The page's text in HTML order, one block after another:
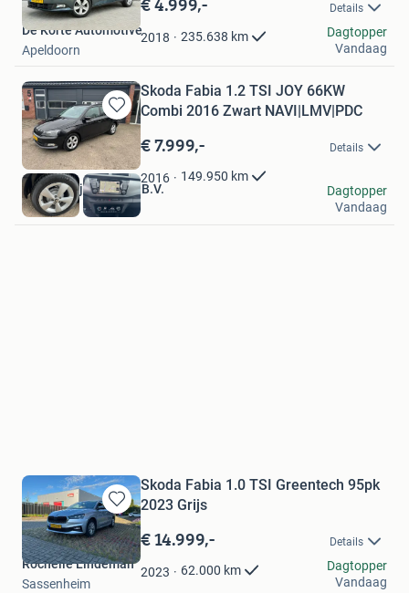
Mijn
Favorieten
Details
2018 235.638 km
De Korte Automotive
Apeldoorn
Dagtopper
Vandaag
Bewaren
in
Mijn
Favorieten
Skoda Fabia 1.2 TSI JOY 66KW
Combi 2016 Zwart NAVI|LMV|PDC
€ 7.999,- Details
2016 149.950 km
Autobedrijf Leferink B.V.
Rossum
Dagtopper
Vandaag
Bewaren
in
Mijn
Favorieten
Skoda Fabia 1.0 TSI Greentech 95pk
2023 Grijs
€ 14.999,- Details
2023 62.000 km
Rochelle Lindeman
Sassenheim
Dagtopper
Vandaag